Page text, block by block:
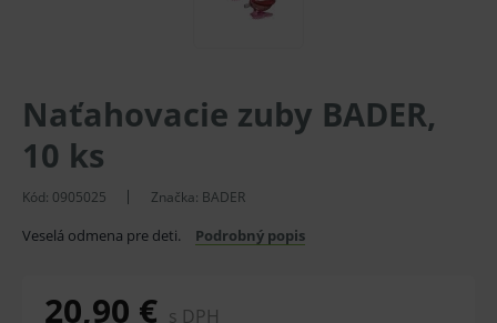
Naťahovacie zuby BADER,
10 ks
Kód: 0905025 Značka: BADER
Veselá odmena pre deti. Podrobný popis
20,90 € s DPH